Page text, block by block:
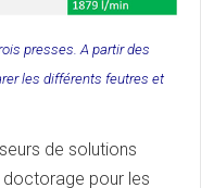
presses. A partir des
les différents feutres et
de solutions
doctorage pour les